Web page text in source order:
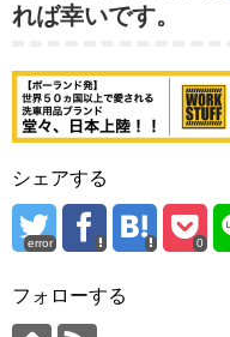
れば幸いです。
シェアする
error 0
フォローする